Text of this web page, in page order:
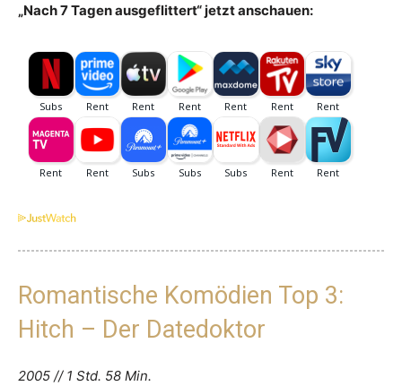
„Nach 7 Tagen ausgeflittert“ jetzt anschauen:
Romantische Komödien Top 3:
Hitch – Der Datedoktor
2005 // 1 Std. 58 Min.